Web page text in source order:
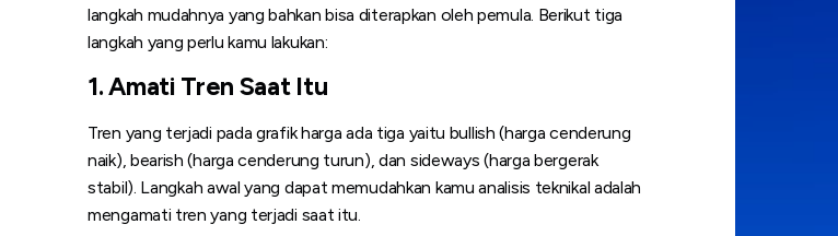
langkah mudahnya yang bahkan bisa diterapkan oleh pemula. Berikut tiga
langkah yang perlu kamu lakukan:
1. Amati Tren Saat Itu
Tren yang terjadi pada grafik harga ada tiga yaitu bullish (harga cenderung
naik), bearish (harga cenderung turun), dan sideways (harga bergerak
stabil). Langkah awal yang dapat memudahkan kamu analisis teknikal adalah
mengamati tren yang terjadi saat itu.